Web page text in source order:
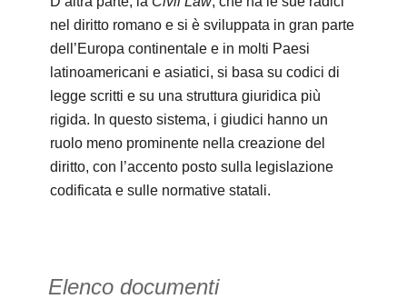
nel diritto romano e si è sviluppata in gran parte
dell’Europa continentale e in molti Paesi
latinoamericani e asiatici, si basa su codici di
legge scritti e su una struttura giuridica più
rigida. In questo sistema, i giudici hanno un
ruolo meno prominente nella creazione del
diritto, con l’accento posto sulla legislazione
codificata e sulle normative statali.
Elenco documenti